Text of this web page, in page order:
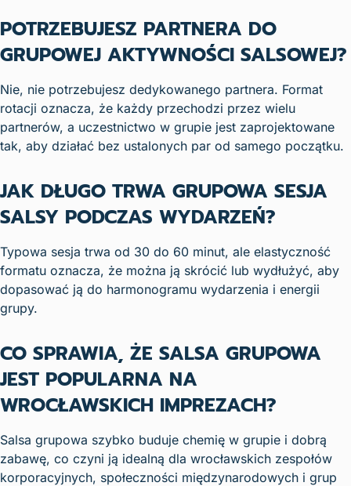
POTRZEBUJESZ PARTNERA DO
GRUPOWEJ AKTYWNOŚCI SALSOWEJ?
Nie, nie potrzebujesz dedykowanego partnera. Format
rotacji oznacza, że każdy przechodzi przez wielu
partnerów, a uczestnictwo w grupie jest zaprojektowane
tak, aby działać bez ustalonych par od samego początku.
JAK DŁUGO TRWA GRUPOWA SESJA
SALSY PODCZAS WYDARZEŃ?
Typowa sesja trwa od 30 do 60 minut, ale elastyczność
formatu oznacza, że można ją skrócić lub wydłużyć, aby
dopasować ją do harmonogramu wydarzenia i energii
grupy.
CO SPRAWIA, ŻE SALSA GRUPOWA
JEST POPULARNA NA
WROCŁAWSKICH IMPREZACH?
Salsa grupowa szybko buduje chemię w grupie i dobrą
zabawę, co czyni ją idealną dla wrocławskich zespołów
korporacyjnych, społeczności międzynarodowych i grup